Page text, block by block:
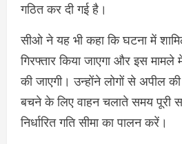
गठित कर दी गई है।
सीओ ने यह भी कहा कि घटना में
गिरफ्तार किया जाएगा और इस मामले
की जाएगी। उन्होंने लोगों से अपील
बचने के लिए वाहन चलाते समय पूरी
निर्धारित गति सीमा का पालन करें।